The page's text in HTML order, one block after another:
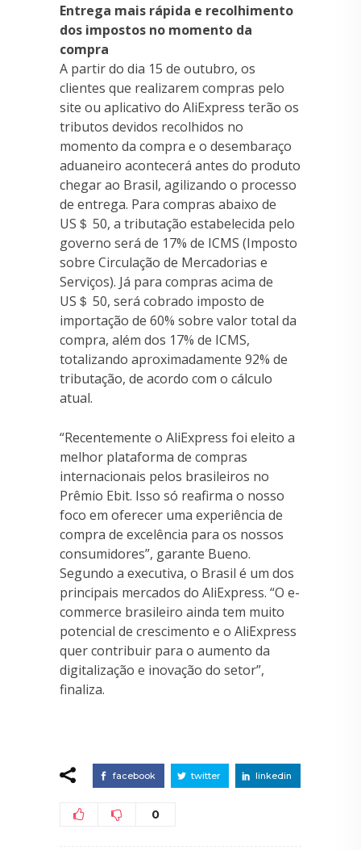
Entrega mais rápida e recolhimento
dos impostos no momento da
compra
A partir do dia 15 de outubro, os
clientes que realizarem compras pelo
site ou aplicativo do AliExpress terão os
tributos devidos recolhidos no
momento da compra e o desembaraço
aduaneiro acontecerá antes do produto
chegar ao Brasil, agilizando o processo
de entrega. Para compras abaixo de
US＄ 50, a tributação estabelecida pelo
governo será de 17% de ICMS (Imposto
sobre Circulação de Mercadorias e
Serviços). Já para compras acima de
US＄ 50, será cobrado imposto de
importação de 60% sobre valor total da
compra, além dos 17% de ICMS,
totalizando aproximadamente 92% de
tributação, de acordo com o cálculo
atual.
“Recentemente o AliExpress foi eleito a
melhor plataforma de compras
internacionais pelos brasileiros no
Prêmio Ebit. Isso só reafirma o nosso
foco em oferecer uma experiência de
compra de excelência para os nossos
consumidores”, garante Bueno.
Segundo a executiva, o Brasil é um dos
principais mercados do AliExpress. “O e-
commerce brasileiro ainda tem muito
potencial de crescimento e o AliExpress
quer contribuir para o aumento da
digitalização e inovação do setor”,
finaliza.
facebook twitter linkedin
0